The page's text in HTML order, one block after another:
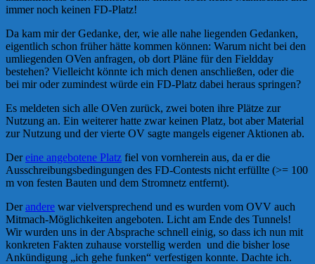
immer noch keinen FD-Platz!
Da kam mir der Gedanke, der, wie alle nahe liegenden Gedanken,
eigentlich schon früher hätte kommen können: Warum nicht bei den
umliegenden OVen anfragen, ob dort Pläne für den Fieldday
bestehen? Vielleicht könnte ich mich denen anschließen, oder die
bei mir oder zumindest würde ein FD-Platz dabei heraus springen?
Es meldeten sich alle OVen zurück, zwei boten ihre Plätze zur
Nutzung an. Ein weiterer hatte zwar keinen Platz, bot aber Material
zur Nutzung und der vierte OV sagte mangels eigener Aktionen ab.
Dereine angebotene Platz fiel von vornherein aus, da er die
Ausschreibungsbedingungen des FD-Contests nicht erfüllte (>= 100
m von festen Bauten und dem Stromnetz entfernt).
Derandere war vielversprechend und es wurden vom OVV auch
Mitmach-Möglichkeiten angeboten. Licht am Ende des Tunnels!
Wir wurden uns in der Absprache schnell einig, so dass ich nun mit
konkreten Fakten zuhause vorstellig werden und die bisher lose
Ankündigung „ich gehe funken“ verfestigen konnte. Dachte ich.